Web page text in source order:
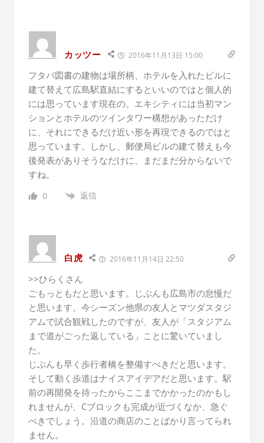
カッツー 2016年11月13日 15:00
フタバ図書の建物は場所柄、ホテルを入れたビルに
建て替えて広島駅直結にするといいのではと個人的
には思っています現在の。エキシティには当初マン
ションとホテルのツインタワー構想があっただけ
に、それにできるだけ近い形を再現できるのではと
思っています。しかし、郵便局ビルの建て替えも今
後発表がありそうなだけに、まだまだ分からないで
すね。
0 返信
白虎 2016年11月14日 22:50
>>ひらくさん
ごもっともだと思います。じぶんも広島市の怠慢だ
と思います。今シーズン他県の友人とマツダスタジ
アムで試合観戦したのですが、友人が「スタジアム
まで道がごった返している」ことに驚いていまし
た。
じぶんも早く歩行者橋を整備すべきだと思います。
そして動く歩道はナイスアイデアだと思います。駅
前の再開発を待ったからここまでかかったのかもし
れませんが、Cブロックも完成が近づくなか、急ぐ
べきでしょう。沿道の商店のことばかり言ってられ
ません。